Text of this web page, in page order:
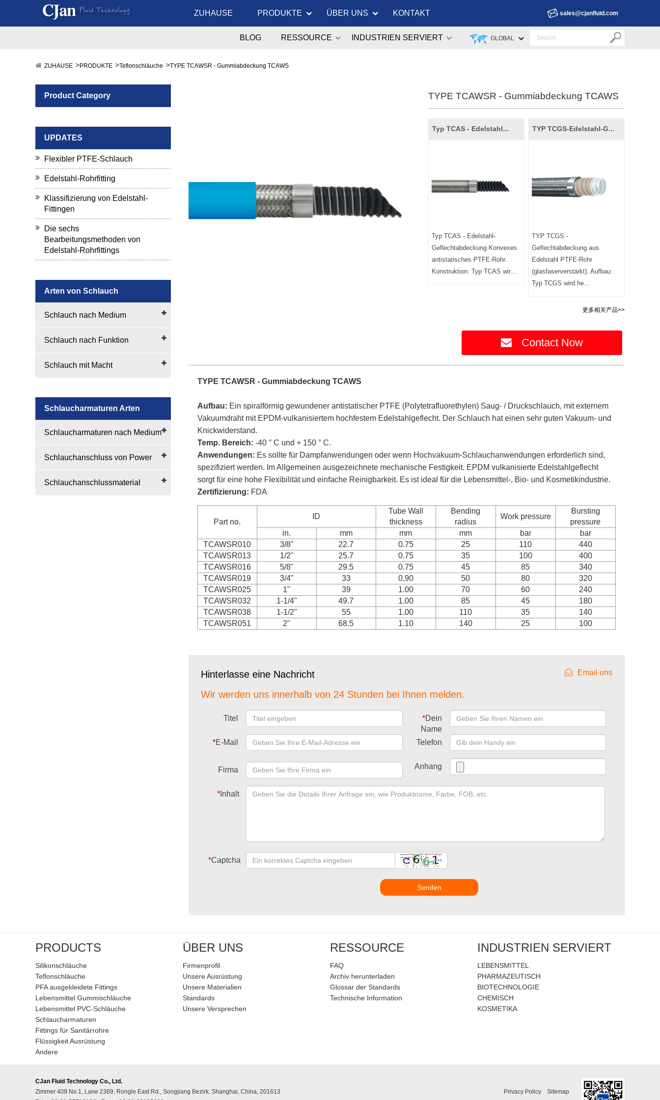
ZUHAUSE PRODUKTE ÜBER UNS KONTAKT sales@cjanfluid.com
GLOBAL
BLOG RESSOURCE INDUSTRIEN SERVIERT
ZUHAUSE PRODUKTE Teflonschläuche TYPE TCAWSR - Gummiabdeckung TCAWS
Product Category
UPDATES
Flexibler PTFE-Schlauch
Edelstahl-Rohrfitting
Klassifizierung von Edelstahl-
Fittingen
Die sechs
Bearbeitungsmethoden von
Edelstahl-Rohrfittings
Arten von Schlauch
Schlauch nach Medium
Schlauch nach Funktion
Schlauch mit Macht
Schlaucharmaturen Arten
Schlaucharmaturen nach Medium
Schlauchanschluss von Power
Schlauchanschlussmaterial
TYPE TCAWSR - Gummiabdeckung TCAWS
Typ TCAS - Edelstahl...
Typ TCAS - Edelstahl-
Geflechtabdeckung Konvexes
antistatisches PTFE-Rohr.
Konstruktion: Typ TCAS wir...
TYP TCGS-Edelstahl-G...
TYP TCGS -
Geflechtabdeckung aus
Edelstahl PTFE-Rohr
(glasfaserverstärkt). Aufbau:
Typ TCGS wird he...
更多相关产品>>
Contact Now
TYPE TCAWSR - Gummiabdeckung TCAWS
Aufbau: Ein spiralförmig gewundener antistatischer PTFE (Polytetrafluorethylen) Saug- / Druckschlauch, mit externem
Vakuumdraht mit EPDM-vulkanisiertem hochfestem Edelstahlgeflecht. Der Schlauch hat einen sehr guten Vakuum- und
Knickwiderstand.
Temp. Bereich: -40 ° C und + 150 ° C.
Anwendungen: Es sollte für Dampfanwendungen oder wenn Hochvakuum-Schlauchanwendungen erforderlich sind,
spezifiziert werden. Im Allgemeinen ausgezeichnete mechanische Festigkeit. EPDM vulkanisierte Edelstahlgeflecht
sorgt für eine hohe Flexibilität und einfache Reinigbarkeit. Es ist ideal für die Lebensmittel-, Bio- und Kosmetikindustrie.
Zertifizierung: FDA
Part no.
ID
Tube Wall
thickness
Bending
radius
Work pressure
Bursting
pressure
in.
mm mm mm bar
bar
TCAWSR010
3/8" 22.7 0.75 25 110
440
TCAWSR013
1/2" 25.7 0.75 35 100
400
TCAWSR016
5/8" 29.5 0.75 45 85
340
TCAWSR019
3/4" 33 0.90 50 80
320
TCAWSR025
1" 39 1.00 70 60
240
TCAWSR032
1-1/4" 49.7 1.00 85 45
180
TCAWSR038
1-1/2" 55 1.00 110 35
140
TCAWSR051
2" 68.5 1.10 140 25 100
Hinterlasse eine Nachricht Email uns
Wir werden uns innerhalb von 24 Stunden bei Ihnen melden.
Titel *Dein
Name
*E-Mail Telefon
Firma Anhang
*Inhalt
*Captcha
Senden
PRODUCTS
Silikonschläuche
Teflonschläuche
PFA ausgekleidete Fittings
Lebensmittel Gummischläuche
Lebensmittel PVC-Schläuche
Schlaucharmaturen
Fittings für Sanitärrohre
Flüssigkeit Ausrüstung
Andere
ÜBER UNS
Firmenprofil
Unsere Ausrüstung
Unsere Materialien
Standards
Unsere Versprechen
RESSOURCE
FAQ
Archiv herunterladen
Glossar der Standards
Technische Information
INDUSTRIEN SERVIERT
LEBENSMITTEL
PHARMAZEUTISCH
BIOTECHNOLOGIE
CHEMISCH
KOSMETIKA
CJan Fluid Technology Co., Ltd.
Zimmer 409 No.1, Lane 2369, Rongle East Rd., Songjiang Bezirk, Shanghai, China, 201613
Privacy Policy Sitemap